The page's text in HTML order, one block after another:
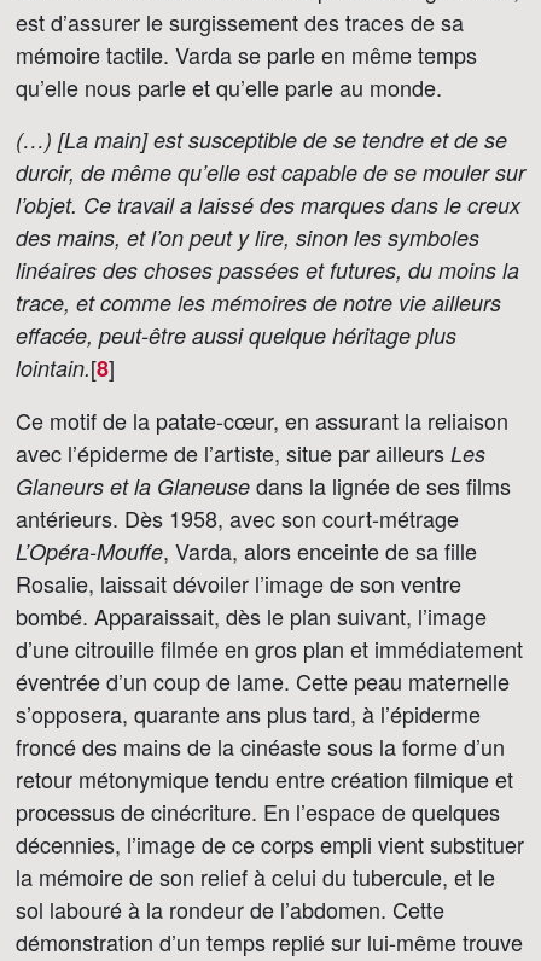
est d’assurer le surgissement des traces de sa
mémoire tactile. Varda se parle en même temps
qu’elle nous parle et qu’elle parle au monde.
(…) [La main] est susceptible de se tendre et de se
durcir, de même qu’elle est capable de se mouler sur
l’objet. Ce travail a laissé des marques dans le creux
des mains, et l’on peut y lire, sinon les symboles
linéaires des choses passées et futures, du moins la
trace, et comme les mémoires de notre vie ailleurs
effacée, peut-être aussi quelque héritage plus
lointain.[8]
Ce motif de la patate-cœur, en assurant la reliaison
avec l’épiderme de l’artiste, situe par ailleurs Les
Glaneurs et la Glaneuse dans la lignée de ses films
antérieurs. Dès 1958, avec son court-métrage
L’Opéra-Mouffe, Varda, alors enceinte de sa fille
Rosalie, laissait dévoiler l’image de son ventre
bombé. Apparaissait, dès le plan suivant, l’image
d’une citrouille filmée en gros plan et immédiatement
éventrée d’un coup de lame. Cette peau maternelle
s’opposera, quarante ans plus tard, à l’épiderme
froncé des mains de la cinéaste sous la forme d’un
retour métonymique tendu entre création filmique et
processus de cinécriture. En l’espace de quelques
décennies, l’image de ce corps empli vient substituer
la mémoire de son relief à celui du tubercule, et le
sol labouré à la rondeur de l’abdomen. Cette
démonstration d’un temps replié sur lui-même trouve